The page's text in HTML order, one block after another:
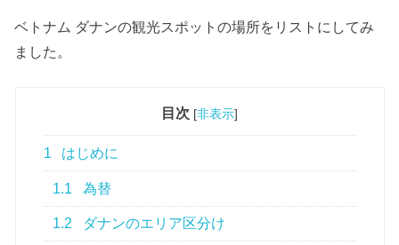
ベトナム ダナンの観光スポットの場所をリストにしてみ
ました。
目次 [非表示]
1 はじめに
1.1 為替
1.2 ダナンのエリア区分け